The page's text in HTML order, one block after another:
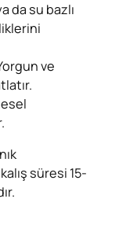
da su bazlı
ve
süresi 15-